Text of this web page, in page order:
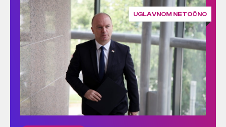
UGLAVNOM NETOČNO